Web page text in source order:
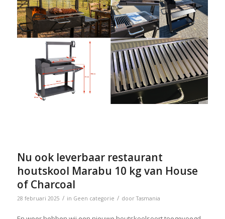
Nu ook leverbaar restaurant
houtskool Marabu 10 kg van House
of Charcoal
28 februari 2025 / in Geen categorie / doorTasmania